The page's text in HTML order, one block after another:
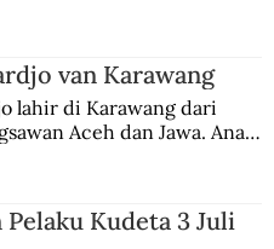
van Karawang
lahir di Karawang dari
Aceh dan Jawa. Anak
Pelaku Kudeta 3 Juli